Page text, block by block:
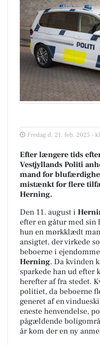
Fredag d. 21. feb. 2025 -
Efter længere tids
Vestjyllands Politi
mand for
mistænkt for flere
Herning.
Den 11. august i
efter en gåtur med sin
hun en mørkklædt
ansigtet, der virkede
beboerne i
Herning. Da kvinden
sparkede han ud efter
herefter af fra stedet.
politiet, da beboerne
generet af en
eneste henvendelse,
pågældende
år kom der en ny